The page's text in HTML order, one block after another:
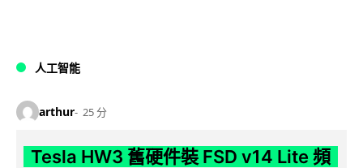
人工智能
arthur 25 分
Tesla HW3 舊硬件裝 FSD v14 Lite 頻